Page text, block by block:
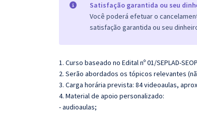
Satisfação garantida ou seu
Você poderá efetuar o
satisfação garantida ou seu
1. Curso baseado no Edital nº 01/SEPLAD-
2. Serão abordados os tópicos relevantes
3. Carga horária prevista: 84 videoaulas,
4. Material de apoio personalizado:
- audioaulas;